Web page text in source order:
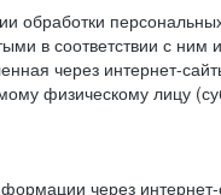
обработки
в соответствии с
через интернет-
физическому лицу
через